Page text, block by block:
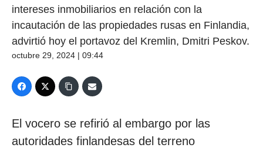
intereses inmobiliarios en relación con la
incautación de las propiedades rusas en Finlandia,
advirtió hoy el portavoz del Kremlin, Dmitri Peskov.
octubre 29, 2024 | 09:44
El vocero se refirió al embargo por las
autoridades finlandesas del terreno